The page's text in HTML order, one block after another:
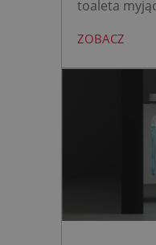
toaleta
mini to
wybrać, gdy
bezpiecznej
działającą
wody oraz
przycisk
ZOBACZ